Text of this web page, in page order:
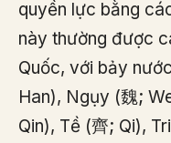
quyền lực bằng
này thường được
Quốc, với bảy
Han), Ngụy (魏;
Qin), Tề (齊; Qi),